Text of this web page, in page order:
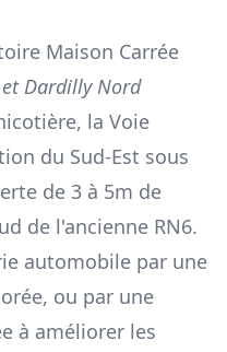
Maison Carrée
Dardilly Nord
, la Voie
du Sud-Est sous
de 3 à 5m de
de l'ancienne RN6.
automobile par une
ou par une
à améliorer les